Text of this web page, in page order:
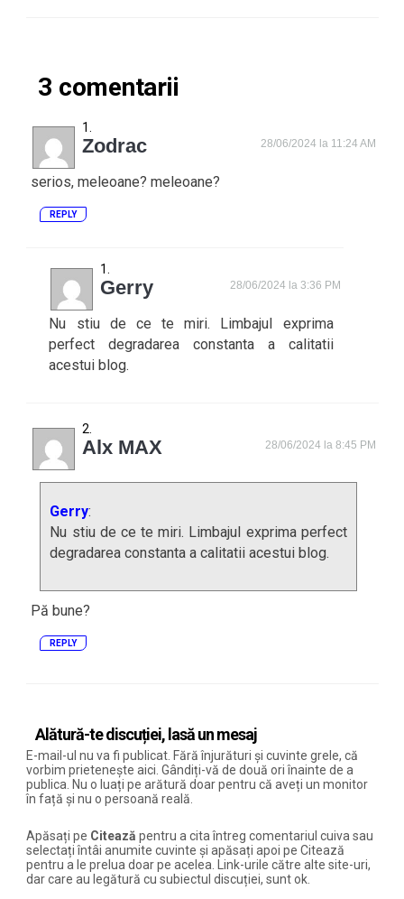
3 comentarii
Zodrac 28/06/2024 la 11:24 AM
serios, meleoane? meleoane?
REPLY
Gerry 28/06/2024 la 3:36 PM
Nu stiu de ce te miri. Limbajul exprima
perfect degradarea constanta a calitatii
acestui blog.
Alx MAX 28/06/2024 la 8:45 PM
Gerry:
Nu stiu de ce te miri. Limbajul exprima perfect
degradarea constanta a calitatii acestui blog.
Pă bune?
REPLY
Alătură-te discuției, lasă un mesaj
E-mail-ul nu va fi publicat. Fără înjurături și cuvinte grele, că
vorbim prietenește aici. Gândiți-vă de două ori înainte de a
publica. Nu o luați pe arătură doar pentru că aveți un monitor
în față și nu o persoană reală.
Apăsați pe Citează pentru a cita întreg comentariul cuiva sau
selectați întâi anumite cuvinte și apăsați apoi pe Citează
pentru a le prelua doar pe acelea. Link-urile către alte site-uri,
dar care au legătură cu subiectul discuției, sunt ok.